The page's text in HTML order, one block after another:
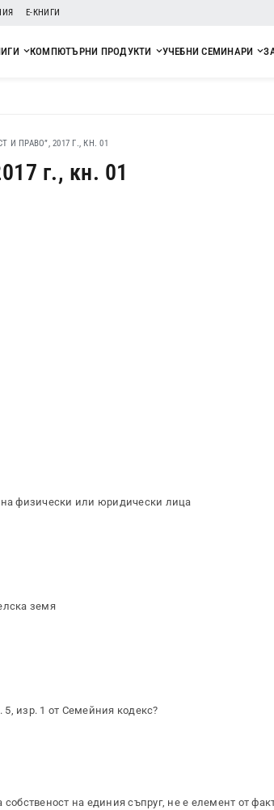
Е-КНИГИ
КОМПЮТЪРНИ ПРОДУКТИ УЧЕБНИ СЕМИНАРИ
И ПРАВО”, 2017 Г., КН. 01
г., кн. 01
физически или юридически лица
земя
изр. 1 от Семейния кодекс?
на единия съпруг, не е елемент от